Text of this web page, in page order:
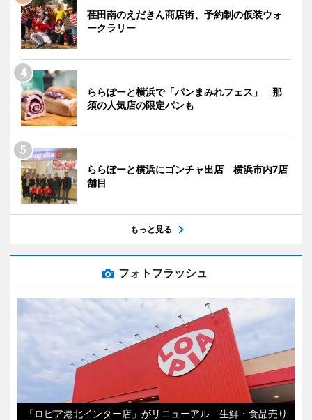
荏田南のえだきん商店街、予約制の仮装ウォ
ークラリー
ららぽーと横浜で「パンまみれフェス」 那
須の人気店の限定パンも
ららぽーと横浜にゴンチャ出店 横浜市内7店
舗目
もっと見る
フォトフラッシュ
「ロピア港北インター店」がリニューアル 生鮮・食品売り